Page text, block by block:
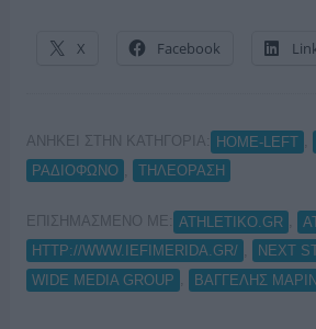
X Facebook
ΑΝΗΚΕΙ ΣΤΗΝ ΚΑΤΗΓΟΡΙΑ: HOME-LEFT
ΡΑΔΙΟΦΩΝΟ
ΤΗΛΕΟΡΑΣΗ
ΕΠΙΣΗΜΑΣΜΕΝΟ ΜΕ: ATHLETIKO.GR
HTTP://WWW.IEFIMERIDA.GR/
NEXT
WIDE MEDIA GROUP
ΒΑΓΓΕΛΗΣ